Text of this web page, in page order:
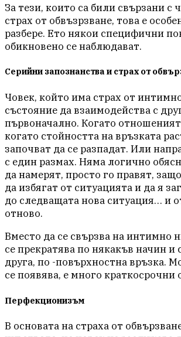
За тези, които са били свързани с
страх от обвъзрзване, това е
разбере. Ето някои специфични
обикновено се наблюдават.
Серийни запознанства и страх от
Човек, който има страх от
състояние да взаимодейства с
първоначално. Когато
когато стойността на връзката
започват да се разпадат. Или
с един размах. Няма логично
да намерят, просто го правят,
да избягат от ситуацията и да я
до следващата нова ситуация… и
отново.
Вместо да се свързва на интимно
се прекратява по някакъв начин и
друга, по -повърхностна връзка.
се появява, е много
Перфекционизъм
В основата на страха от